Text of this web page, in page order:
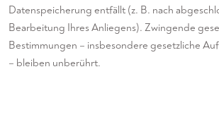
Datenspeicherung entfällt (z. B. nach
Bearbeitung Ihres Anliegens). Zwingende
Bestimmungen – insbesondere gesetzliche
– bleiben unberührt.